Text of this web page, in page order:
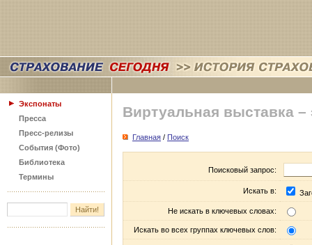
Экспонаты
Пресса
Пресс-релизы
События (Фото)
Библиотека
Термины
Виртуальная выставка –
Главная / Поиск
Поисковый запрос:
Искать в:
Не искать в ключевых словах:
Искать во всех группах ключевых слов: